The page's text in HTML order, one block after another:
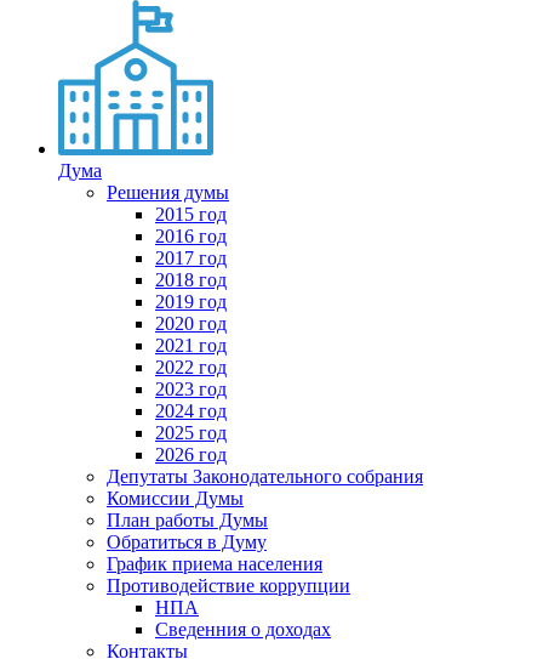
Дума
Решения думы
2015 год
2016 год
2017 год
2018 год
2019 год
2020 год
2021 год
2022 год
2023 год
2024 год
2025 год
2026 год
Депутаты Законодательного собрания
Комиссии Думы
План работы Думы
Обратиться в Думу
График приема населения
Противодействие коррупции
НПА
Сведенния о доходах
Контакты